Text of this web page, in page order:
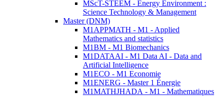
MScT-STEEM - Energy Environment :
Science Technology & Management
Master (DNM)
M1APPMATH - M1 - Applied
Mathematics and statistics
M1BM - M1 Biomechanics
M1DATAAI - M1 Data AI - Data and
Artificial Intelligence
M1ECO - M1 Economie
M1ENERG - Master 1 Énergie
M1MATHJHADA - M1 - Mathematiques